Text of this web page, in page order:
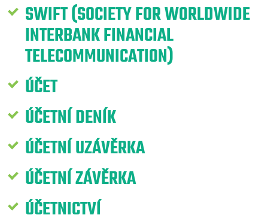
SWIFT (SOCIETY FOR WORLDWIDE
INTERBANK FINANCIAL
TELECOMMUNICATION)
ÚČET
ÚČETNÍ DENÍK
ÚČETNÍ UZÁVĚRKA
ÚČETNÍ ZÁVĚRKA
ÚČETNICTVÍ